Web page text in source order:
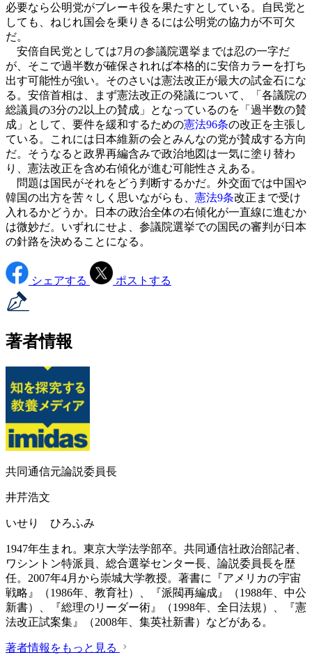
必要なら公明党がブレーキ役を果たすとしている。自民党と
しても、ねじれ国会を乗りきるには公明党の協力が不可欠
だ。
安倍自民党としては7月の参議院選挙までは忍の一字だ
が、そこで過半数が確保されれば本格的に安倍カラーを打ち
出す可能性が強い。そのさいは憲法改正が最大の試金石にな
る。安倍首相は、まず憲法改正の発議について、「各議院の
総議員の3分の2以上の賛成」となっているのを「過半数の賛
成」として、要件を緩和するための憲法96条の改正を主張し
ている。これには日本維新の会とみんなの党が賛成する方向
だ。そうなると政界再編含みで政治地図は一気に塗り替わ
り、憲法改正を含め右傾化が進む可能性さえある。
問題は国民がそれをどう判断するかだ。外交面では中国や
韓国の出方を苦々しく思いながらも、 憲法9条改正まで受け
入れるかどうか。日本の政治全体の右傾化が一直線に進むか
は微妙だ。いずれにせよ、参議院選挙での国民の審判が日本
の針路を決めることになる。
シェアする ポストする
著者情報
共同通信元論説委員長
井芹浩文
いせり ひろふみ
1947年生まれ。東京大学法学部卒。共同通信社政治部記者、
ワシントン特派員、総合選挙センター長、論説委員長を歴
任。2007年4月から崇城大学教授。著書に『アメリカの宇宙
戦略』（1986年、教育社）、『派閥再編成』（1988年、中公
新書）、『総理のリーダー術』（1998年、全日法規）、『憲
法改正試案集』（2008年、集英社新書）などがある。
著者情報をもっと見る